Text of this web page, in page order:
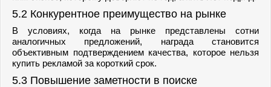
5.2 Конкурентное преимущество на рынке
В условиях, когда на рынке представлены сотни
аналогичных предложений, награда становится
объективным подтверждением качества, которое нельзя
купить рекламой за короткий срок.
5.3 Повышение заметности в поиске